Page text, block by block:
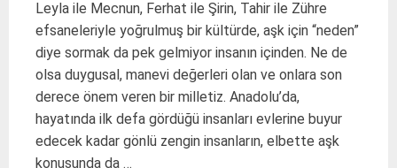
Leyla ile Mecnun, Ferhat ile Şirin, Tahir ile Zühre
efsaneleriyle yoğrulmuş bir kültürde, aşk için “neden”
diye sormak da pek gelmiyor insanın içinden. Ne de
olsa duygusal, manevi değerleri olan ve onlara son
derece önem veren bir milletiz. Anadolu’da,
hayatında ilk defa gördüğü insanları evlerine buyur
edecek kadar gönlü zengin insanların, elbette aşk
konusunda da …